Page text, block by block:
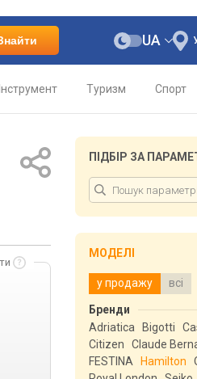
UA
Інструмент Туризм Спорт
ПІДБІР ЗА
МОДЕЛІ
у продажу всі
Бренди
Adriatica
Bigotti
Citizen
Claude
FESTINA
Hamilton